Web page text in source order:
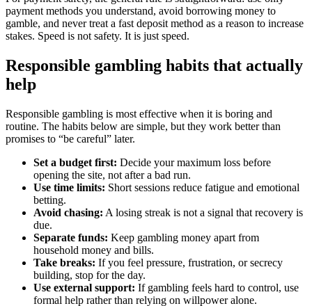
payment methods you understand, avoid borrowing money to
gamble, and never treat a fast deposit method as a reason to increase
stakes. Speed is not safety. It is just speed.
Responsible gambling habits that actually
help
Responsible gambling is most effective when it is boring and
routine. The habits below are simple, but they work better than
promises to “be careful” later.
Set a budget first: Decide your maximum loss before
opening the site, not after a bad run.
Use time limits: Short sessions reduce fatigue and emotional
betting.
Avoid chasing: A losing streak is not a signal that recovery is
due.
Separate funds: Keep gambling money apart from
household money and bills.
Take breaks: If you feel pressure, frustration, or secrecy
building, stop for the day.
Use external support: If gambling feels hard to control, use
formal help rather than relying on willpower alone.